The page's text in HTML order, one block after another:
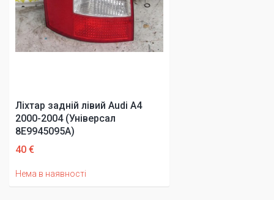
Ліхтар задній лівий Audi A4
2000-2004 (Універсал
8E9945095A)
40 €
Нема в наявності